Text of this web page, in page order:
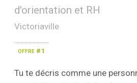
d'orientation et RH
Victoriaville
offre #1
Tu te décris comme une